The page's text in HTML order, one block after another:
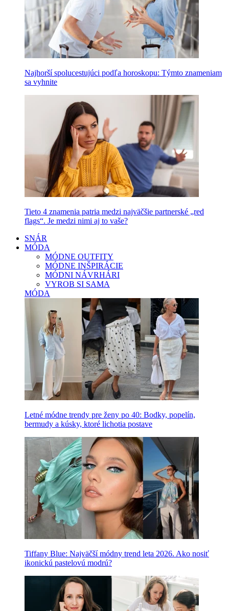
Najhorší spolucestujúci podľa horoskopu: Týmto znameniam
sa vyhnite
Tieto 4 znamenia patria medzi najväčšie partnerské „red
flags“. Je medzi nimi aj to vaše?
SNÁR
MÓDA
MÓDNE OUTFITY
MÓDNE INŠPIRÁCIE
MÓDNI NÁVRHÁRI
VYROB SI SAMA
MÓDA
Letné módne trendy pre ženy po 40: Bodky, popelín,
bermudy a kúsky, ktoré lichotia postave
Tiffany Blue: Najväčší módny trend leta 2026. Ako nosiť
ikonickú pastelovú modrú?